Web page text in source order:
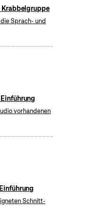
Krabbelgruppe
Sprach- und
vorhandenen
Schnitt-